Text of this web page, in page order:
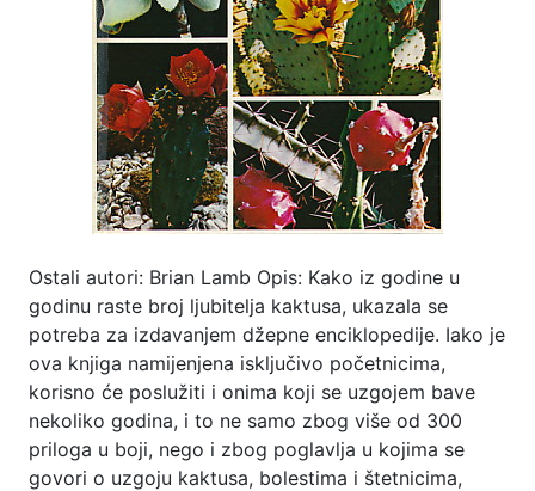
Ostali autori: Brian Lamb Opis: Kako iz godine u
godinu raste broj ljubitelja kaktusa, ukazala se
potreba za izdavanjem džepne enciklopedije. Iako je
ova knjiga namijenjena isključivo početnicima,
korisno će poslužiti i onima koji se uzgojem bave
nekoliko godina, i to ne samo zbog više od 300
priloga u boji, nego i zbog poglavlja u kojima se
govori o uzgoju kaktusa, bolestima i štetnicima,